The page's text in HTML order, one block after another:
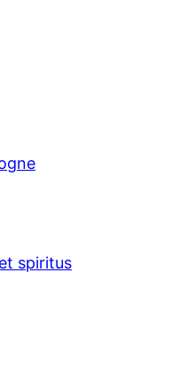
spiritus